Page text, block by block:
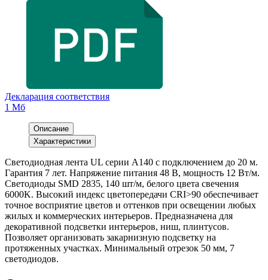
Декларация соответствия
1 Мб
Описание
Характеристики
Светодиодная лента UL серии A140 с подключением до 20 м.
Гарантия 7 лет. Напряжение питания 48 В, мощность 12 Вт/м.
Светодиоды SMD 2835, 140 шт/м, белого цвета свечения
6000K. Высокий индекс цветопередачи CRI>90 обеспечивает
точное восприятие цветов и оттенков при освещении любых
жилых и коммерческих интерьеров. Предназначена для
декоративной подсветки интерьеров, ниш, плинтусов.
Позволяет организовать закарнизную подсветку на
протяженных участках. Минимальный отрезок 50 мм, 7
светодиодов.